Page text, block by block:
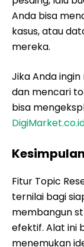
Anda bisa
kasus, atau
mereka.
Jika Anda
dan mencari
bisa
Kesimpulan
Fitur Topic
ternilai bagi
membangun
efektif. Alat ini
menemukan